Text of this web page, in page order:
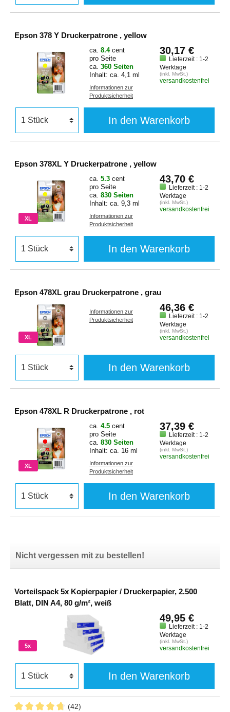
Epson 378 Y Druckerpatrone , yellow
ca. 8.4 cent
pro Seite
ca. 360 Seiten
Inhalt: ca. 4,1 ml
Informationen zur
Produktsicherheit
30,17 €
Lieferzeit : 1-2
Werktage
(inkl. MwSt.)
versandkostenfrei
In den Warenkorb
Epson 378XL Y Druckerpatrone , yellow
XL
ca. 5.3 cent
pro Seite
ca. 830 Seiten
Inhalt: ca. 9,3 ml
Informationen zur
Produktsicherheit
43,70 €
Lieferzeit : 1-2
Werktage
(inkl. MwSt.)
versandkostenfrei
In den Warenkorb
Epson 478XL grau Druckerpatrone , grau
XL
Informationen zur
Produktsicherheit
46,36 €
Lieferzeit : 1-2
Werktage
(inkl. MwSt.)
versandkostenfrei
In den Warenkorb
Epson 478XL R Druckerpatrone , rot
XL
ca. 4.5 cent
pro Seite
ca. 830 Seiten
Inhalt: ca. 16 ml
Informationen zur
Produktsicherheit
37,39 €
Lieferzeit : 1-2
Werktage
(inkl. MwSt.)
versandkostenfrei
In den Warenkorb
Nicht vergessen mit zu bestellen!
Vorteilspack 5x Kopierpapier / Druckerpapier, 2.500
Blatt, DIN A4, 80 g/m², weiß
5x
49,95 €
Lieferzeit : 1-2
Werktage
(inkl. MwSt.)
versandkostenfrei
In den Warenkorb
(42)